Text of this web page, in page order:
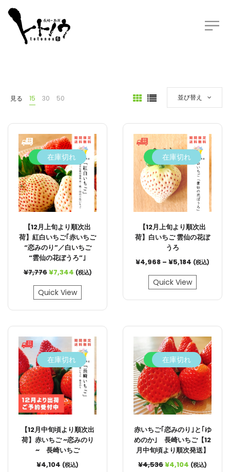
見る 15 30 50 並び替え
5.6%
在庫切れ
【12月上旬より順次出
荷】紅白いちご｢赤いちご
“恋みのり”／白いちご
“雲仙の花ぼうろ”｣
¥7,776¥7,344 (税込)
Quick View
4.2%
在庫切れ
【12月上旬より順次出
荷】白いちご 雲仙の花ぼ
うろ
¥4,968 – ¥5,184 (税込)
Quick View
在庫切れ
【12月中旬頃より順次出
荷】赤いちご ~恋みのり
~ 長崎いちご
¥4,104 (税込)
9.5%
在庫切れ
赤いちご｢恋みのり｣と｢ゆ
めのか｣ 長崎いちご【12
月中旬頃より順次発送】
¥4,536¥4,104 (税込)